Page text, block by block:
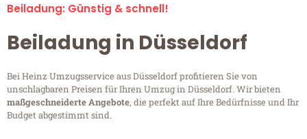
Beiladung: Günstig & schnell!
Beiladung in Düsseldorf
Bei Heinz Umzugsservice aus Düsseldorf profitieren Sie von
unschlagbaren Preisen für Ihren Umzug in Düsseldorf. Wir bieten
maßgeschneiderte Angebote, die perfekt auf Ihre Bedürfnisse und Ihr
Budget abgestimmt sind.